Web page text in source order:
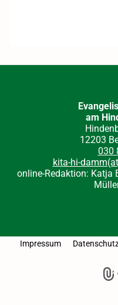
am
12203
030
kita-hi-
online-Redaktion: Katja
Impressum